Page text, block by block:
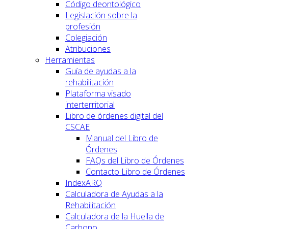
Código deontológico
Legislación sobre la
profesión
Colegiación
Atribuciones
Herramientas
Guía de ayudas a la
rehabilitación
Plataforma visado
interterritorial
Libro de órdenes digital del
CSCAE
Manual del Libro de
Órdenes
FAQs del Libro de Órdenes
Contacto Libro de Órdenes
IndexARQ
Calculadora de Ayudas a la
Rehabilitación
Calculadora de la Huella de